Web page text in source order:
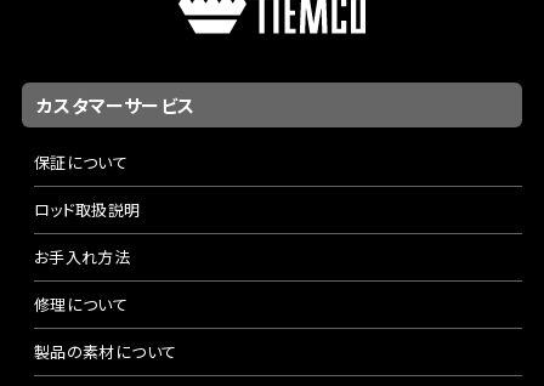
カスタマーサービス
保証について
ロッド取扱説明
お手入れ方法
修理について
製品の素材について